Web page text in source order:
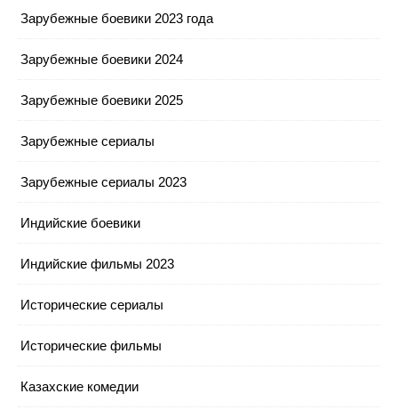
Зарубежные боевики 2023 года
Зарубежные боевики 2024
Зарубежные боевики 2025
Зарубежные сериалы
Зарубежные сериалы 2023
Индийские боевики
Индийские фильмы 2023
Исторические сериалы
Исторические фильмы
Казахские комедии